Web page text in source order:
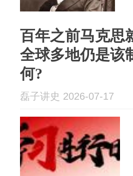
百年之前马克思
全球多地仍是该
何?
磊子讲史 2026-07-17